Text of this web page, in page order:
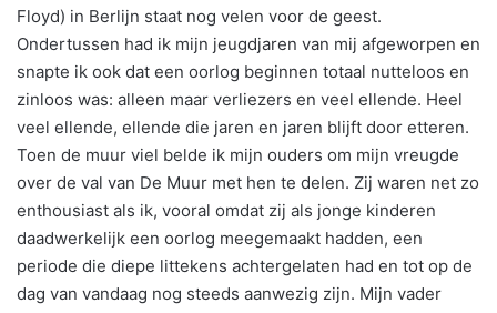
Floyd) in Berlijn staat nog velen voor de geest.
Ondertussen had ik mijn jeugdjaren van mij afgeworpen en
snapte ik ook dat een oorlog beginnen totaal nutteloos en
zinloos was: alleen maar verliezers en veel ellende. Heel
veel ellende, ellende die jaren en jaren blijft door etteren.
Toen de muur viel belde ik mijn ouders om mijn vreugde
over de val van De Muur met hen te delen. Zij waren net zo
enthousiast als ik, vooral omdat zij als jonge kinderen
daadwerkelijk een oorlog meegemaakt hadden, een
periode die diepe littekens achtergelaten had en tot op de
dag van vandaag nog steeds aanwezig zijn. Mijn vader